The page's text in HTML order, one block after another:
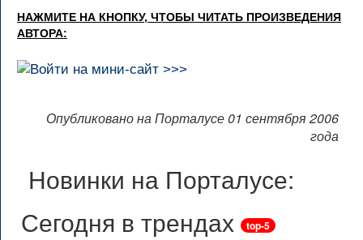
НАЖМИТЕ НА КНОПКУ, ЧТОБЫ ЧИТАТЬ ПРОИЗВЕДЕНИЯ
АВТОРА:
Опубликовано на Порталусе 01 сентября 2006
года
Новинки на Порталусе:
Сегодня в трендах
top-5